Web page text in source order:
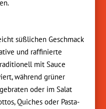
süßlichen Geschmack
und raffinierte
mit Sauce
während grüner
oder im Salat
Quiches oder Pasta-